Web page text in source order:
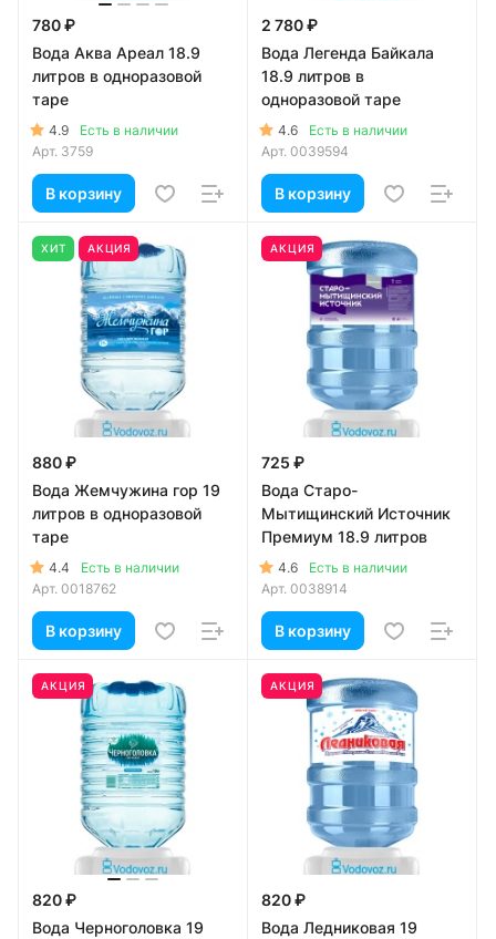
780 ₽
Вода Аква Ареал 18.9
литров в одноразовой
таре
4.9
Есть в наличии
Арт. 3759
В корзину
2 780 ₽
Вода Легенда Байкала
18.9 литров в
одноразовой таре
4.6
Есть в наличии
Арт. 0039594
В корзину
ХИТ АКЦИЯ
880 ₽
Вода Жемчужина гор 19
литров в одноразовой
таре
4.4
Есть в наличии
Арт. 0018762
В корзину
АКЦИЯ
725 ₽
Вода Старо-
Мытищинский Источник
Премиум 18.9 литров
4.6
Есть в наличии
Арт. 0038914
В корзину
АКЦИЯ
820 ₽
Вода Черноголовка 19
АКЦИЯ
820 ₽
Вода Ледниковая 19